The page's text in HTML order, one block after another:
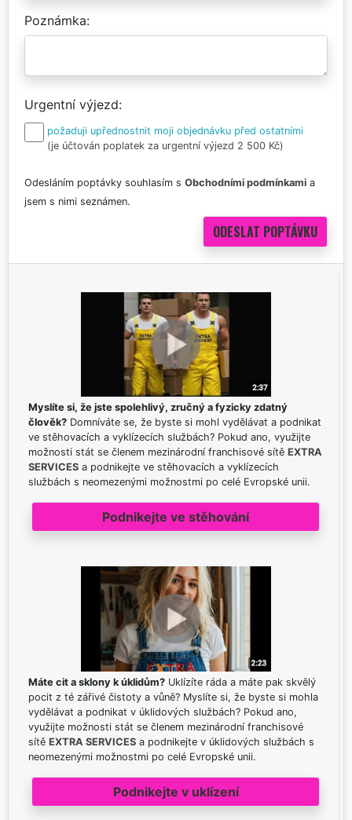
Poznámka
Urgentní výjezd
požaduji upřednostnit moji objednávku před ostatními
(je účtován poplatek za urgentní výjezd 2 500 Kč)
Odesláním poptávky souhlasím s Obchodními podmínkami a
jsem s nimi seznámen.
Myslíte si, že jste spolehlivý, zručný a fyzicky zdatný
člověk? Domníváte se, že byste si mohl vydělávat a podnikat
ve stěhovacích a vyklízecích službách? Pokud ano, využijte
možnosti stát se členem mezinárodní franchisové sítě EXTRA
SERVICES a podnikejte ve stěhovacích a vyklízecích
službách s neomezenými možnostmi po celé Evropské unii.
Podnikejte ve stěhování
Máte cit a sklony k úklidům? Uklízíte ráda a máte pak skvělý
pocit z té zářivé čistoty a vůně? Myslíte si, že byste si mohla
vydělávat a podnikat v úklidových službách? Pokud ano,
využijte možnosti stát se členem mezinárodní franchisové
sítě EXTRA SERVICES a podnikejte v úklidových službách s
neomezenými možnostmi po celé Evropské unii.
Podnikejte v uklízení